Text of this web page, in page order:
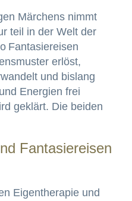
Märchens nimmt
teil in der Welt der
Fantasiereisen
erlöst,
und bislang
Energien frei
geklärt. Die beiden
Fantasiereisen
Eigentherapie und